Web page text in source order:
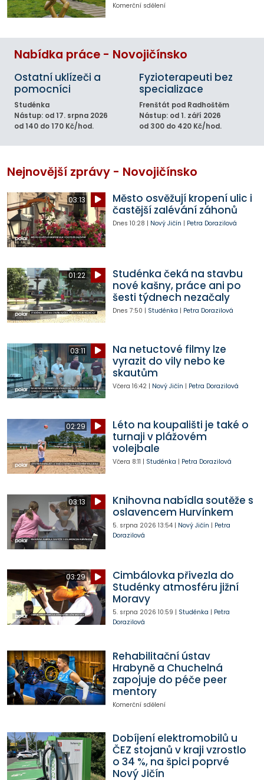
Komerční sdělení
Nabídka práce - Novojičínsko
Ostatní uklízeči a
pomocníci
Studénka
Nástup: od 17. srpna 2026
od 140 do 170 Kč/hod.
Fyzioterapeuti bez
specializace
Frenštát pod Radhoštěm
Nástup: od 1. září 2026
od 300 do 420 Kč/hod.
Nejnovější zprávy - Novojičínsko
03:13
Město osvěžují kropení ulic i
častější zalévání záhonů
Dnes 10:28 | Nový Jičín | Petra Dorazilová
01:22
Studénka čeká na stavbu
nové kašny, práce ani po
šesti týdnech nezačaly
Dnes 7:50 | Studénka | Petra Dorazilová
03:11
Na netuctové filmy lze
vyrazit do vily nebo ke
skautům
Včera 16:42| Nový Jičín | Petra Dorazilová
02:29
Léto na koupališti je také o
turnaji v plážovém
volejbale
Včera 8:11 | Studénka | Petra Dorazilová
03:13
Knihovna nabídla soutěže s
oslavencem Hurvínkem
5. srpna 2026 13:54| Nový Jičín | Petra
Dorazilová
03:29
Cimbálovka přivezla do
Studénky atmosféru jižní
Moravy
5. srpna 2026 10:59 | Studénka | Petra
Dorazilová
Rehabilitační ústav
Hrabyně a Chuchelná
zapojuje do péče peer
mentory
Komerční sdělení
Dobíjení elektromobilů u
ČEZ stojanů v kraji vzrostlo
o 34 %, na špici poprvé
Nový Jičín